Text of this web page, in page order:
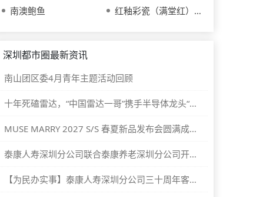
南澳鲍鱼
红釉彩瓷（满堂红）烧制技艺
深圳都市圈最新资讯
南山团区委4月青年主题活动回顾
十年死磕雷达，“中国雷达一哥”携手半导体龙头“重新发明毫米波”
MUSE MARRY 2027 S/S 春夏新品发布会圆满成功！
泰康人寿深圳分公司联合泰康养老深圳分公司开展大暑慰问快递站点暨金融教育宣传活动
【为民办实事】泰康人寿深圳分公司三十周年客服节“大医公益行”